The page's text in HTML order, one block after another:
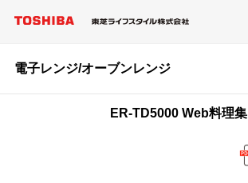
電子レンジ/オーブンレンジ
ER-TD5000 Web料理集